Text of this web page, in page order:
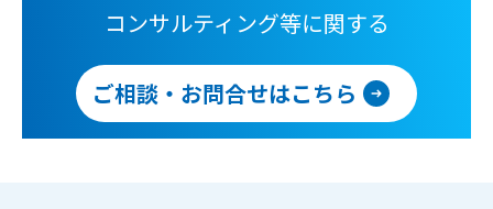
コンサルティング等に関する
ご相談・お問合せはこちら